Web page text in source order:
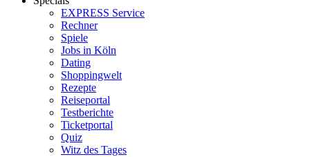
EXPRESS Service
Rechner
Spiele
Jobs in Köln
Dating
Shoppingwelt
Rezepte
Reiseportal
Testberichte
Ticketportal
Quiz
Witz des Tages